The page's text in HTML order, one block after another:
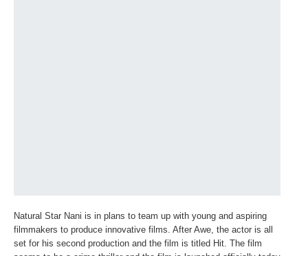
Natural Star Nani is in plans to team up with young and aspiring
filmmakers to produce innovative films. After Awe, the actor is all
set for his second production and the film is titled Hit. The film